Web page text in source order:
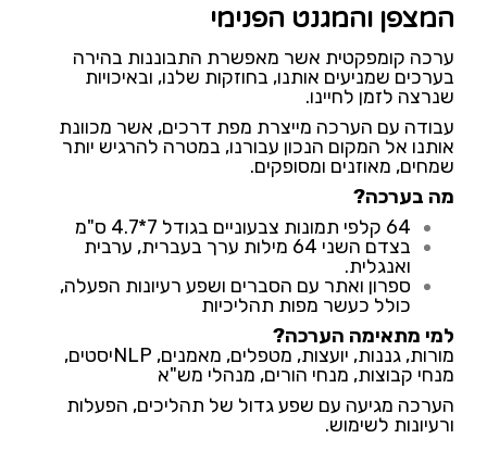
המצפן והמגנט הפנימי
ערכה קומפקטית אשר מאפשרת התבוננות בהירה
בערכים שמניעים אותנו, בחוזקות שלנו, ובאיכויות
שנרצה לזמן לחיינו.
עבודה עם הערכה מייצרת מפת דרכים, אשר מכוונת
אותנו אל המקום הנכון עבורנו, במטרה להרגיש יותר
שמחים, מאוזנים ומסופקים.
מה בערכה?
64 קלפי תמונות צבעוניים בגודל 7*4.7 ס"מ
בצדם השני 64 מילות ערך בעברית, ערבית
ואנגלית.
ספרון ואתר עם הסברים ושפע רעיונות הפעלה,
כולל כעשר מפות תהליכיות
למי מתאימה הערכה?
מורות, גננות, יועצות, מטפלים, מאמנים, NLPיסטים,
מנחי קבוצות, מנחי הורים, מנהלי מש"א
הערכה מגיעה עם שפע גדול של תהליכים, הפעלות
ורעיונות לשימוש.